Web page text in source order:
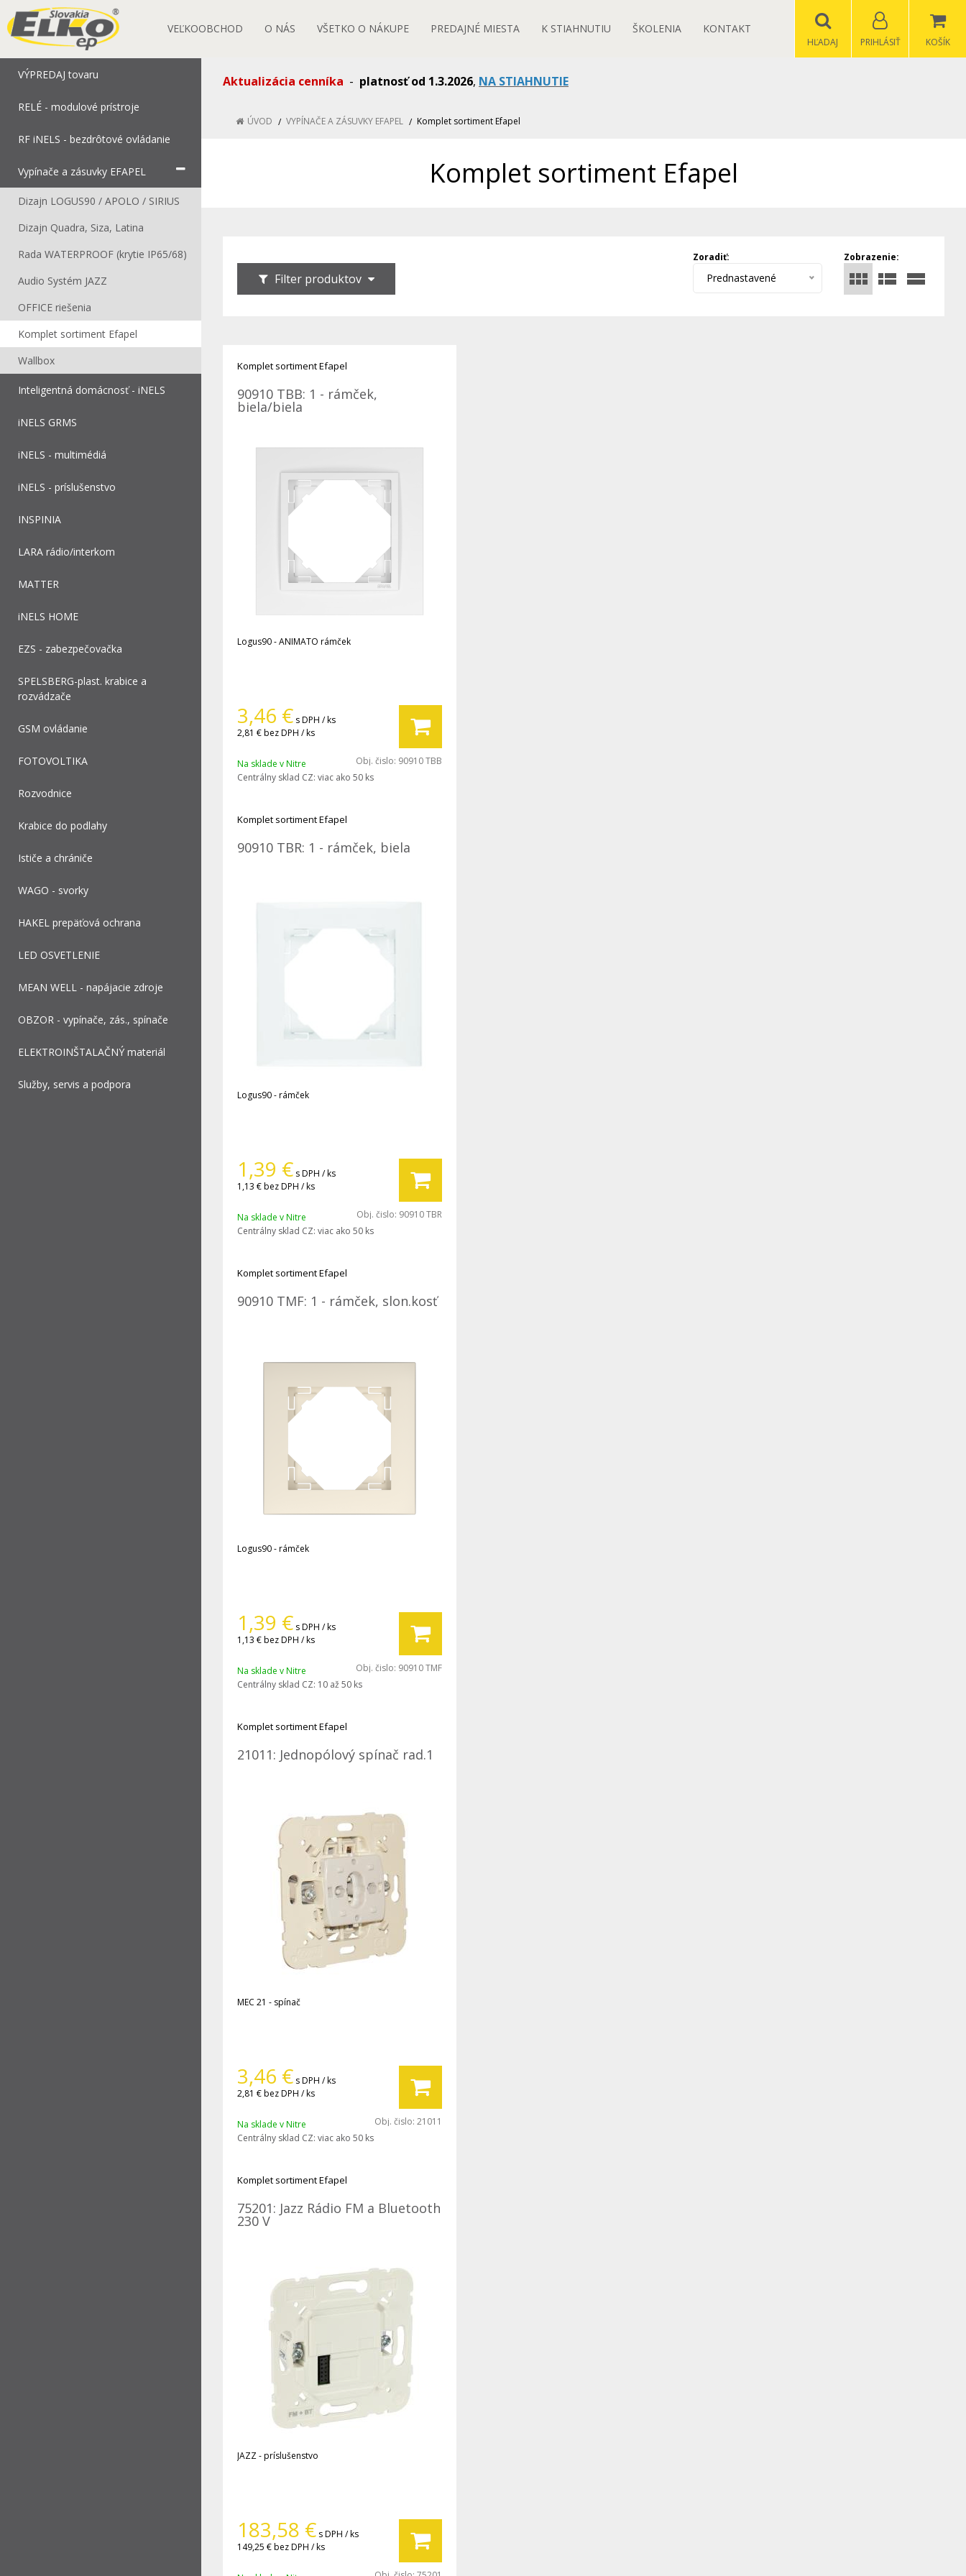
VEĽKOOBCHOD O NÁS VŠETKO O NÁKUPE PREDAJNÉ MIESTA K STIAHNUTIU ŠKOLENIA KONTAKT
KOŠÍK
PRIHLÁSIŤ
HĽADAJ
VÝPREDAJ tovaru
RELÉ - modulové prístroje
RF iNELS - bezdrôtové ovládanie
Vypínače a zásuvky EFAPEL
Dizajn LOGUS90 / APOLO / SIRIUS
Dizajn Quadra, Siza, Latina
Rada WATERPROOF (krytie IP65/68)
Audio Systém JAZZ
OFFICE riešenia
Komplet sortiment Efapel
Wallbox
Inteligentná domácnosť - iNELS
iNELS GRMS
iNELS - multimédiá
iNELS - príslušenstvo
INSPINIA
LARA rádio/interkom
MATTER
iNELS HOME
EZS - zabezpečovačka
SPELSBERG-plast. krabice a
rozvádzače
GSM ovládanie
FOTOVOLTIKA
Rozvodnice
Krabice do podlahy
Ističe a chrániče
WAGO - svorky
HAKEL prepäťová ochrana
LED OSVETLENIE
MEAN WELL - napájacie zdroje
OBZOR - vypínače, zás., spínače
ELEKTROINŠTALAČNÝ materiál
Služby, servis a podpora
Aktualizácia cenníka - platnosť od 1.3.2026, NA STIAHNUTIE
ÚVOD VYPÍNAČE A ZÁSUVKY EFAPEL Komplet sortiment Efapel
Komplet sortiment Efapel
Filter produktov
Zobrazenie:
Zoradiť:
Prednastavené
Komplet sortiment Efapel
90910 TBB: 1 - rámček,
biela/biela
Logus90 - ANIMATO rámček
3,46 € s DPH / ks
2,81 €bez DPH / ks
Na sklade v Nitre Obj. čislo: 90910 TBB
Centrálny sklad CZ: viac ako 50 ks
Komplet sortiment Efapel
90910 TBR: 1 - rámček, biela
Logus90 - rámček
1,39 € s DPH / ks
1,13 €bez DPH / ks
Na sklade v Nitre Obj. čislo: 90910 TBR
Centrálny sklad CZ: viac ako 50 ks
Komplet sortiment Efapel
90910 TMF: 1 - rámček, slon.kosť
Logus90 - rámček
1,39 € s DPH / ks
1,13 €bez DPH / ks
Na sklade v Nitre Obj. čislo: 90910 TMF
Centrálny sklad CZ: 10 až 50 ks
Komplet sortiment Efapel
21011: Jednopólový spínač rad.1
MEC 21 - spínač
3,46 € s DPH / ks
2,81 €bez DPH / ks
Na sklade v Nitre Obj. čislo: 21011
Centrálny sklad CZ: viac ako 50 ks
Komplet sortiment Efapel
75201: Jazz Rádio FM a Bluetooth
230 V
JAZZ - príslušenstvo
183,58 € s DPH / ks
149,25 €bez DPH / ks